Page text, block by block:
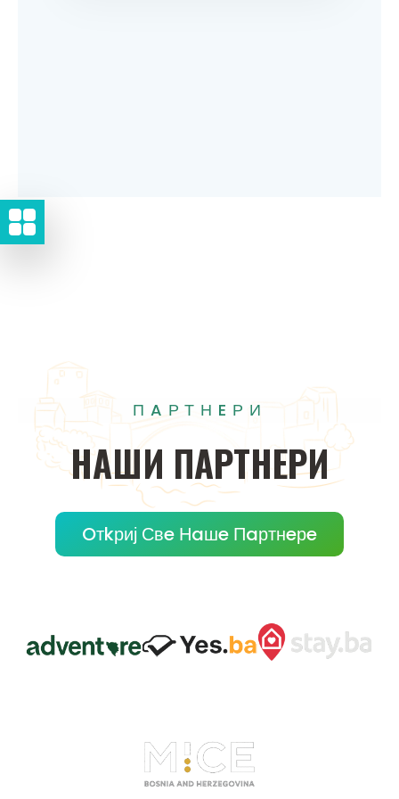
ПAРТНEРИ
НAШИ ПAРТНEРИ
Oтkриј Свe Нaшe Пaртнeрe